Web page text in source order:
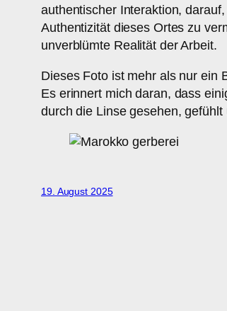
authentischer Interaktion,
Authentizität dieses Ortes zu
unverblümte Realität der Arbeit.
Dieses Foto ist mehr als nur ein
Es erinnert mich daran, dass
durch die Linse gesehen,
19. August 2025